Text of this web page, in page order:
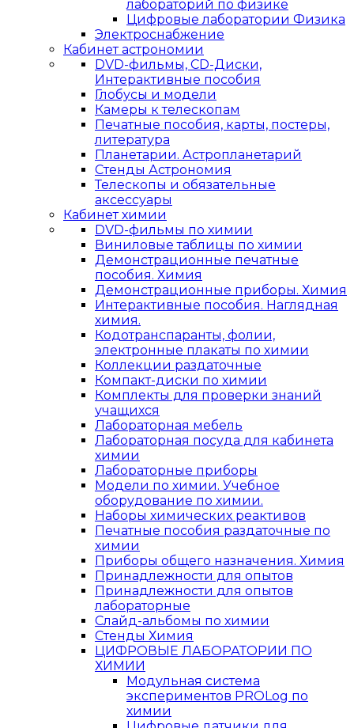
лабораторий по физике
Цифровые лаборатории Физика
Электроснабжение
Кабинет астрономии
DVD-фильмы, CD-Диски,
Интерактивные пособия
Глобусы и модели
Камеры к телескопам
Печатные пособия, карты, постеры,
литература
Планетарии. Астропланетарий
Стенды Астрономия
Телескопы и обязательные
аксессуары
Кабинет химии
DVD-фильмы по химии
Виниловые таблицы по химии
Демонстрационные печатные
пособия. Химия
Демонстрационные приборы. Химия
Интерактивные пособия. Наглядная
химия.
Кодотранспаранты, фолии,
электронные плакаты по химии
Коллекции раздаточные
Компакт-диски по химии
Комплекты для проверки знаний
учащихся
Лабораторная мебель
Лабораторная посуда для кабинета
химии
Лабораторные приборы
Модели по химии. Учебное
оборудование по химии.
Наборы химических реактивов
Печатные пособия раздаточные по
химии
Приборы общего назначения. Химия
Принадлежности для опытов
Принадлежности для опытов
лабораторные
Слайд-альбомы по химии
Стенды Химия
ЦИФРОВЫЕ ЛАБОРАТОРИИ ПО
ХИМИИ
Модульная система
экспериментов PROLog по
химии